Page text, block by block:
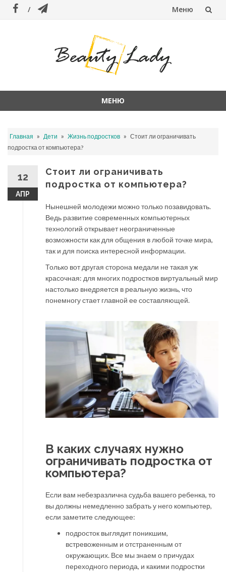
Меню
МЕНЮ
содержанию
Главная » Дети » Жизнь подростков » Стоит ли ограничивать
подростка от компьютера?
12
АПР
Стоит ли ограничивать
подростка от компьютера?
Нынешней молодежи можно только позавидовать.
Ведь развитие современных компьютерных
технологий открывает неограниченные
возможности как для общения в любой точке мира,
так и для поиска интересной информации.
Только вот другая сторона медали не такая уж
красочная: для многих подростков виртуальный мир
настолько внедряется в реальную жизнь, что
понемногу стает главной ее составляющей.
В каких случаях нужно
ограничивать подростка от
компьютера?
Если вам небезразлична судьба вашего ребенка, то
вы должны немедленно забрать у него компьютер,
если заметите следующее:
подросток выглядит поникшим,
встревоженным и отстраненным от
окружающих. Все мы знаем о причудах
переходного периода, и какими подростки